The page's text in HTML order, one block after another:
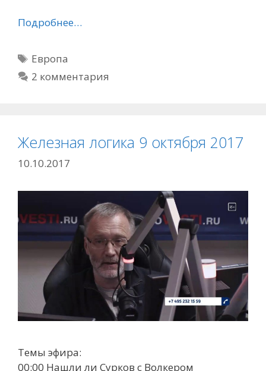
Подробнее…
Метки
Европа
2 комментария
Железная логика 9 октября 2017
10.10.2017
Темы эфира:
00:00 Нашли ли Сурков с Волкером